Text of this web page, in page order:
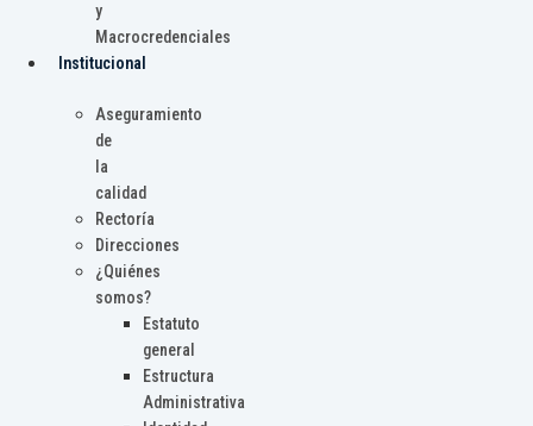
y
Macrocredenciales
Institucional
Aseguramiento
de
la
calidad
Rectoría
Direcciones
¿Quiénes
somos?
Estatuto
general
Estructura
Administrativa